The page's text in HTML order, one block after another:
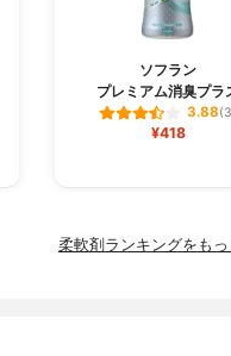
ソフラン
プレミアム消臭プラ
3.88
¥418
柔軟剤ランキングをも